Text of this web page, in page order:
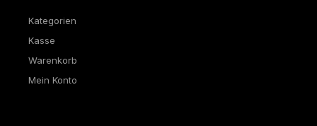
Kategorien
Kasse
Warenkorb
Mein Konto